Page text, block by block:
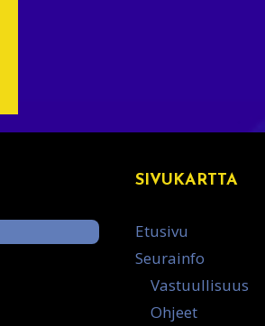
SIVUKARTTA
Etusivu
Seurainfo
Vastuullisuus
Ohjeet